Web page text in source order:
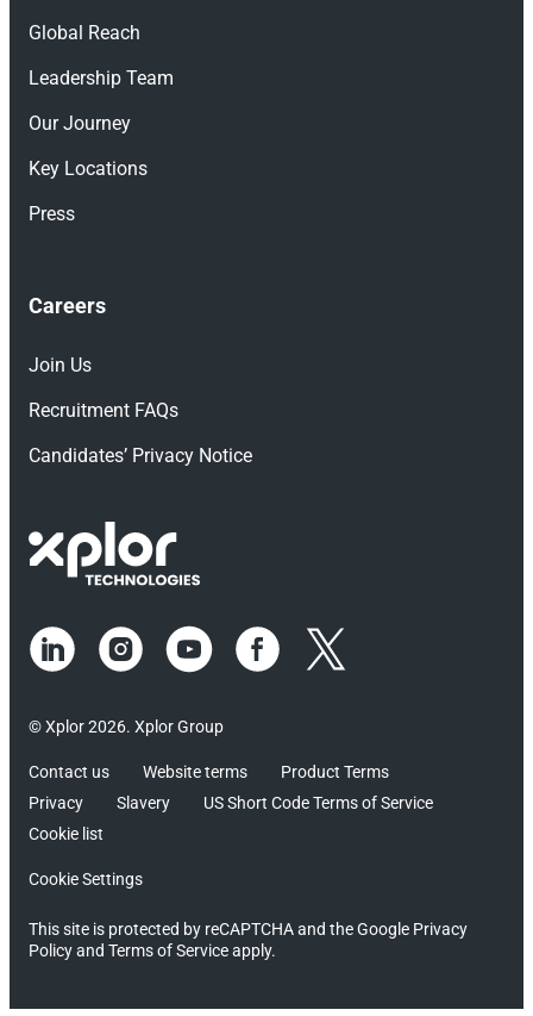
Global Reach
Leadership Team
Our Journey
Key Locations
Press
Careers
Join Us
Recruitment FAQs
Candidates’ Privacy Notice
© Xplor 2026. Xplor Group
Contact us Website terms
Product Terms
Privacy
Slavery
US Short Code Terms of Service
Cookie list
Cookie Settings
This site is protected by reCAPTCHA and the Google Privacy
Policy and Terms of Service apply.